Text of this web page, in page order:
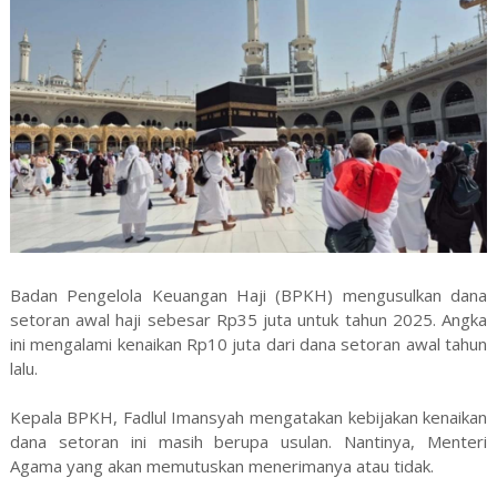
Badan Pengelola Keuangan Haji (BPKH) mengusulkan dana
setoran awal haji sebesar Rp35 juta untuk tahun 2025. Angka
ini mengalami kenaikan Rp10 juta dari dana setoran awal tahun
lalu.
Kepala BPKH, Fadlul Imansyah mengatakan kebijakan kenaikan
dana setoran ini masih berupa usulan. Nantinya, Menteri
Agama yang akan memutuskan menerimanya atau tidak.